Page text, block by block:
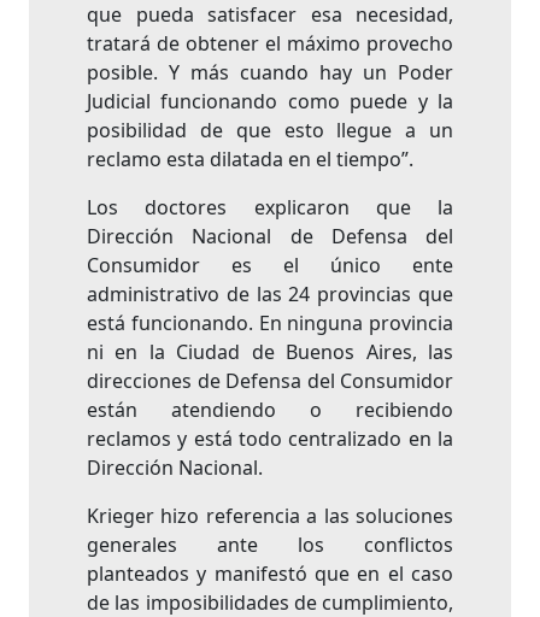
que pueda satisfacer esa necesidad,
tratará de obtener el máximo provecho
posible. Y más cuando hay un Poder
Judicial funcionando como puede y la
posibilidad de que esto llegue a un
reclamo esta dilatada en el tiempo”.
Los doctores explicaron que la
Dirección Nacional de Defensa del
Consumidor es el único ente
administrativo de las 24 provincias que
está funcionando. En ninguna provincia
ni en la Ciudad de Buenos Aires, las
direcciones de Defensa del Consumidor
están atendiendo o recibiendo
reclamos y está todo centralizado en la
Dirección Nacional.
Krieger hizo referencia a las soluciones
generales ante los conflictos
planteados y manifestó que en el caso
de las imposibilidades de cumplimiento,